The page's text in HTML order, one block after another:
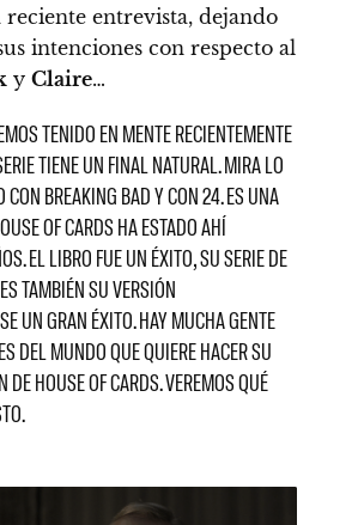
reciente entrevista, dejando
intenciones con respecto al
y Claire…
TENIDO EN MENTE RECIENTEMENTE
TIENE UN FINAL NATURAL. MIRA LO
CON BREAKING BAD Y CON 24. ES UNA
OF CARDS HA ESTADO AHÍ
EL LIBRO FUE UN ÉXITO, SU SERIE DE
TAMBIÉN SU VERSIÓN
UN GRAN ÉXITO. HAY MUCHA GENTE
DEL MUNDO QUE QUIERE HACER SU
DE HOUSE OF CARDS. VEREMOS QUÉ